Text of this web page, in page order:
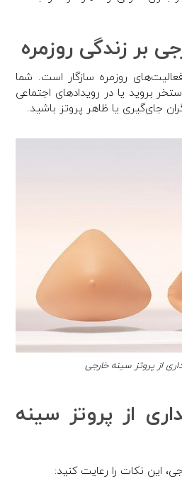
بر زندگی روزمره
روزمره سازگار است. شما
بروید یا در رویدادهای اجتماعی
جای‌گیری یا ظاهر پروتز باشید.
از پروتز سینه خارجی
از پروتز سینه
این نکات را رعایت کنید: